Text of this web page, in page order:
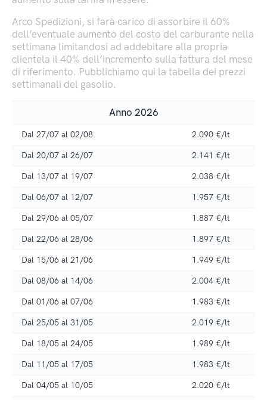
Arco Spedizioni, si farà carico di assorbire il 60%
dell’eventuale aumento del costo del carburante nella
settimana limitandosi ad addebitare alla propria
clientela il 40% dell’incremento sulla fattura del mese
di riferimento. Pubblichiamo qui la tabella dei prezzi
settimanali del gasolio.
Anno 2026
Dal 27/07 al 02/08 2.090 €/lt
Dal 20/07 al 26/07 2.141 €/lt
Dal 13/07 al 19/07 2.038 €/lt
Dal 06/07 al 12/07 1.957 €/lt
Dal 29/06 al 05/07 1.887 €/lt
Dal 22/06 al 28/06 1.897 €/lt
Dal 15/06 al 21/06 1.949 €/lt
Dal 08/06 al 14/06 2.004 €/lt
Dal 01/06 al 07/06 1.983 €/lt
Dal 25/05 al 31/05 2.019 €/lt
Dal 18/05 al 24/05 1.989 €/lt
Dal 11/05 al 17/05 1.983 €/lt
Dal 04/05 al 10/05 2.020 €/lt